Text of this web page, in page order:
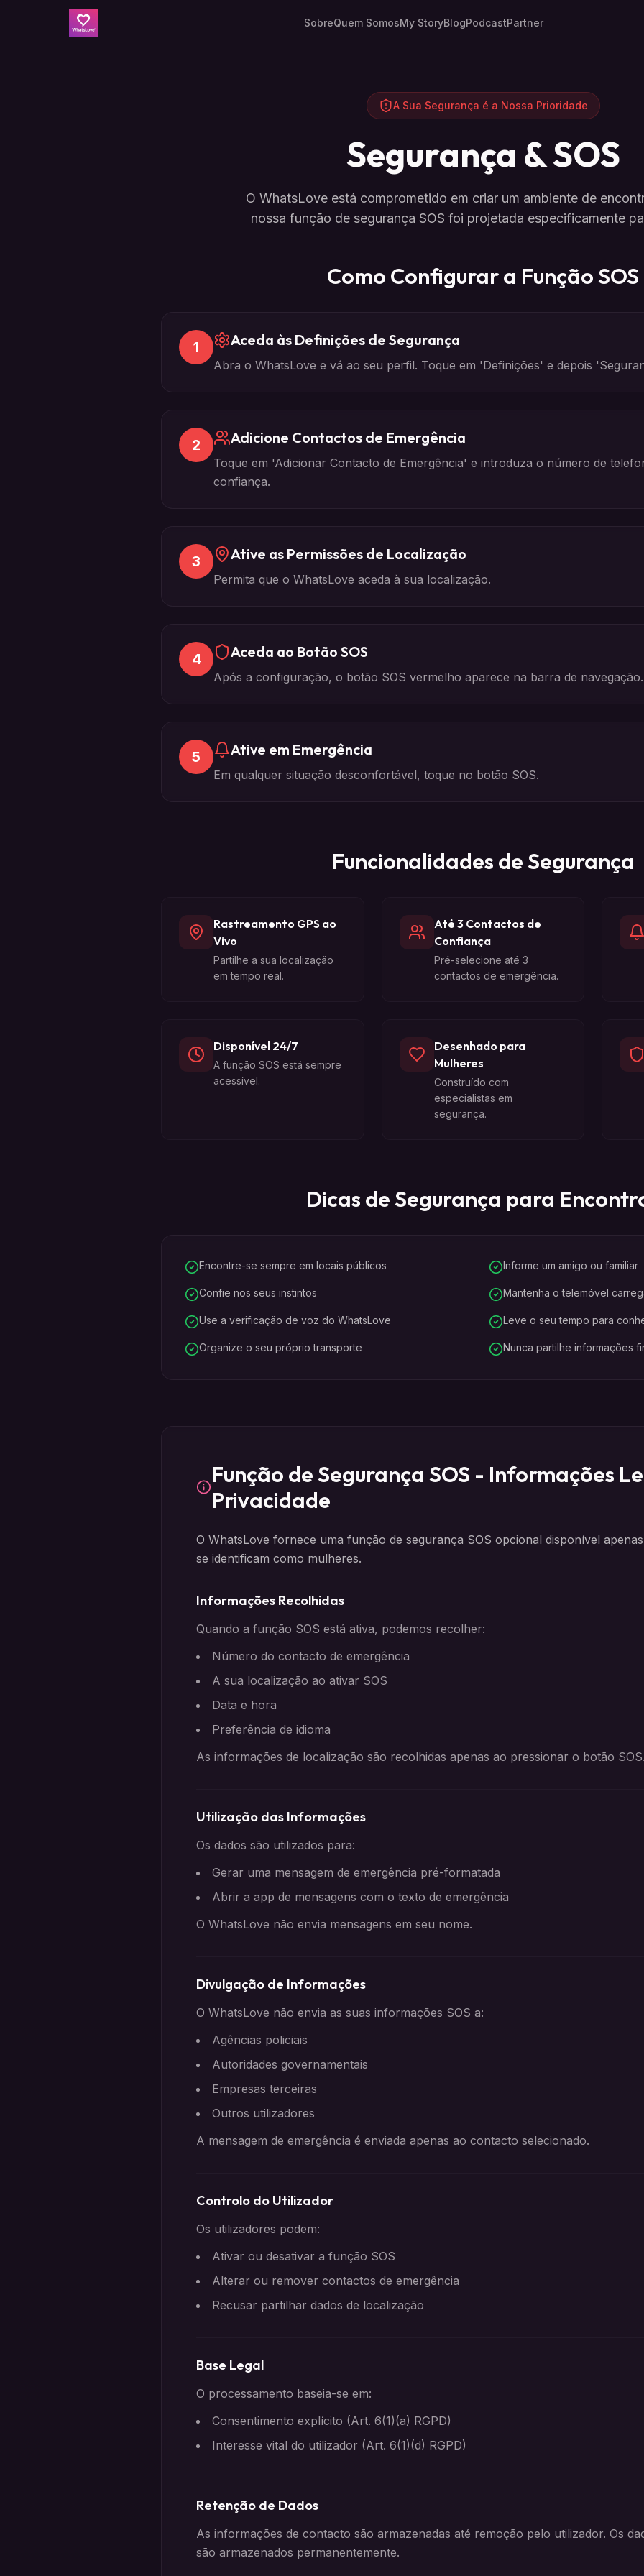
SobreQuem SomosMy StoryBlogPodcastPartner
A Sua Segurança é a Nossa Prioridade
Segurança & SOS
O WhatsLove está comprometido em criar um ambiente de
nossa função de segurança SOS foi projetada especificamente
Como Configurar a Função SOS
1 Aceda às Definições de Segurança
Abra o WhatsLove e vá ao seu perfil. Toque em 'Definições' e depois
2 Adicione Contactos de Emergência
Toque em 'Adicionar Contacto de Emergência' e introduza o número de
confiança.
3 Ative as Permissões de Localização
Permita que o WhatsLove aceda à sua localização.
4 Aceda ao Botão SOS
Após a configuração, o botão SOS vermelho aparece na barra de navegação.
5 Ative em Emergência
Em qualquer situação desconfortável, toque no botão SOS.
Funcionalidades de Segurança
Rastreamento GPS ao
Vivo
Partilhe a sua localização
em tempo real.
Até 3 Contactos de
Confiança
Pré-selecione até 3
contactos de emergência.
Disponível 24/7
A função SOS está sempre
acessível.
Desenhado para
Mulheres
Construído com
especialistas em
segurança.
Dicas de Segurança para
Encontre-se sempre em locais públicos Informe um amigo ou familiar
Confie nos seus instintos Mantenha o telemóvel
Use a verificação de voz do WhatsLove Leve o seu tempo para
Organize o seu próprio transporte Nunca partilhe informações
Função de Segurança SOS - Informações
Privacidade
O WhatsLove fornece uma função de segurança SOS opcional disponível
se identificam como mulheres.
Informações Recolhidas
Quando a função SOS está ativa, podemos recolher:
Número do contacto de emergência
A sua localização ao ativar SOS
Data e hora
Preferência de idioma
As informações de localização são recolhidas apenas ao pressionar o botão
Utilização das Informações
Os dados são utilizados para:
Gerar uma mensagem de emergência pré-formatada
Abrir a app de mensagens com o texto de emergência
O WhatsLove não envia mensagens em seu nome.
Divulgação de Informações
O WhatsLove não envia as suas informações SOS a:
Agências policiais
Autoridades governamentais
Empresas terceiras
Outros utilizadores
A mensagem de emergência é enviada apenas ao contacto selecionado.
Controlo do Utilizador
Os utilizadores podem:
Ativar ou desativar a função SOS
Alterar ou remover contactos de emergência
Recusar partilhar dados de localização
Base Legal
O processamento baseia-se em:
Consentimento explícito (Art. 6(1)(a) RGPD)
Interesse vital do utilizador (Art. 6(1)(d) RGPD)
Retenção de Dados
As informações de contacto são armazenadas até remoção pelo utilizador. Os
são armazenados permanentemente.